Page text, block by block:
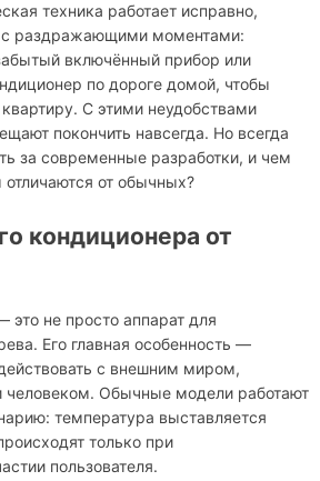
техника работает исправно,
с раздражающими моментами:
включённый прибор или
по дороге домой, чтобы
С этими неудобствами
покончить навсегда. Но всегда
за современные разработки, и чем
от обычных?
кондиционера от
не просто аппарат для
Его главная особенность —
с внешним миром,
человеком. Обычные модели работают
температура выставляется
только при
пользователя.